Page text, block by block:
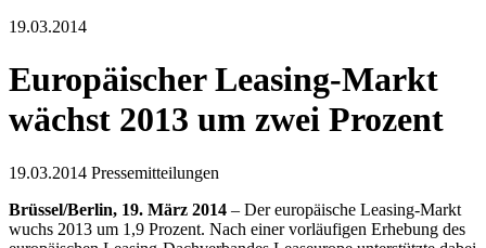
19.03.2014
Europäischer Leasing-Markt
wächst 2013 um zwei Prozent
19.03.2014 Pressemitteilungen
Brüssel/Berlin, 19. März 2014 – Der europäische Leasing-Markt
wuchs 2013 um 1,9 Prozent. Nach einer vorläufigen Erhebung des